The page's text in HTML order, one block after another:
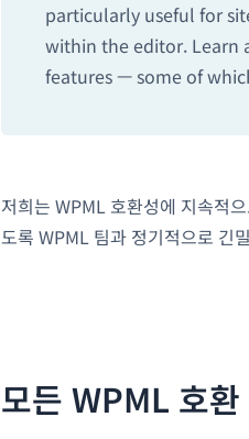
particularly useful for
within the editor. Learn
features — some of
저희는 WPML 호환성에 지속적
도록 WPML 팀과 정기적으로 긴
모든 WPML 호